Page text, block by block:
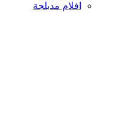
افلام مدبلجة